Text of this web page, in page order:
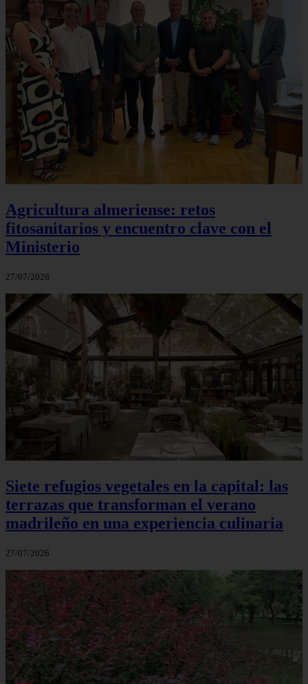
Agricultura almeriense: retos
fitosanitarios y encuentro clave con el
Ministerio
27/07/2026
Siete refugios vegetales en la capital: las
terrazas que transforman el verano
madrileño en una experiencia culinaria
27/07/2026